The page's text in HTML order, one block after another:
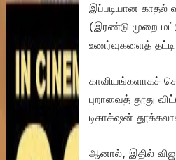
இப்படியான
(இரண்டு முறை
உணர்வுகளைத்
காவியங்களாகச்
புறாவைத் தூது
டிகாக்‌ஷன்
ஆனால், இதில்